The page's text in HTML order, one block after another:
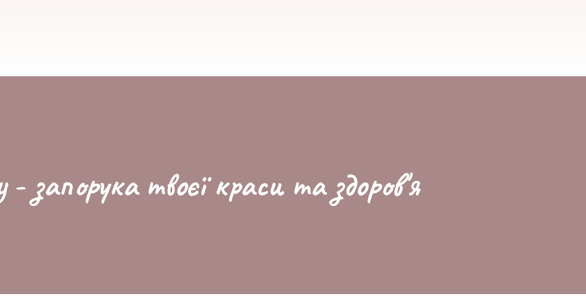
- запорука твоєї краси та здоров'я